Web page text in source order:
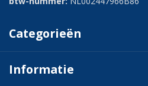
Categorieën
Informatie